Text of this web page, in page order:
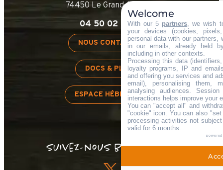
74450 Le Grand-Bornand
04 50 02 78 06
NOUS CONTACTER
DOCS & PLANS
ESPACE HÉBERGEUR
Suivez-nous bon sang !
Welcome
With our 5 partners, we wish
your devices (cookies,
personal data with our partners,
in our emails, already held
including in other contexts.
Processing this data
loyalty programs, IP and
and offering you services and
email), personalising them,
analysing audiences.
interactions helps improve your
You can "accept all" and
"cookie" icon. You can also
processing activities not
valid for 6 months.